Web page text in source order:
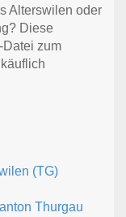
Alterswilen oder
Diese
zum
käuflich
(TG)
Thurgau